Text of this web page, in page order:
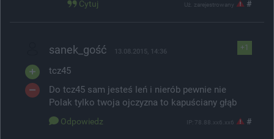
Cytuj Uż. zarejestrowany #
+1
sanek_gość 13.08.2015, 14:36
tcz45
Do tcz45 sam jesteś leń i nierób pewnie nie
Polak tylko twoja ojczyzna to kapuściany głąb
Odpowiedz IP: 78.88.xx6.xx6 #